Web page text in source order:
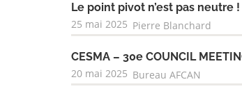
Le point pivot n’est pas neutre !
25 mai 2025 Pierre Blanchard
CESMA – 30e COUNCIL
20 mai 2025 Bureau AFCAN